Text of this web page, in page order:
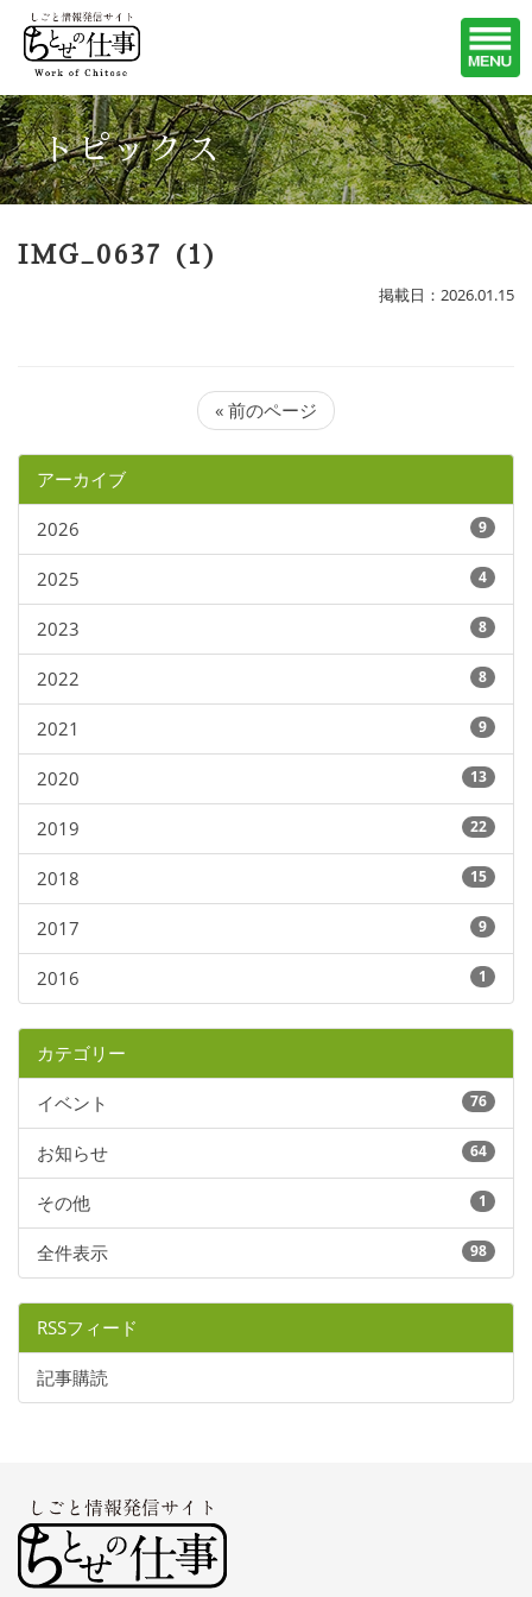
トピックス
IMG_0637 (1)
掲載日：2026.01.15
« 前のページ
アーカイブ
2026 9
2025 4
2023 8
2022 8
2021 9
2020 13
2019 22
2018 15
2017 9
2016 1
カテゴリー
イベント 76
お知らせ 64
その他 1
全件表示 98
RSSフィード
記事購読